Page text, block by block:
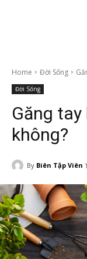
Home Đời Sống
Đời Sống
Găng
không?
By Biên Tập Viên